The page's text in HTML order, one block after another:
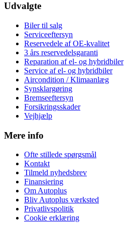
Udvalgte
Biler til salg
Serviceeftersyn
Reservedele af OE-kvalitet
3 års reservedelsgaranti
Reparation af el- og hybridbiler
Service af el- og hybridbiler
Aircondition / Klimaanlæg
Synsklargøring
Bremseeftersyn
Forsikringsskader
Vejhjælp
Mere info
Ofte stillede spørgsmål
Kontakt
Tilmeld nyhedsbrev
Finansiering
Om Autoplus
Bliv Autoplus værksted
Privatlivspolitik
Cookie erklæring